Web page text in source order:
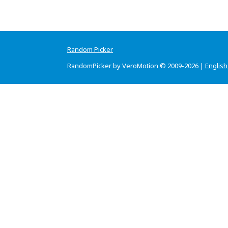
Random Picker
RandomPicker by VeroMotion © 2009-2026 | English